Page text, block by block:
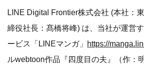
LINE Digital Frontier株式会社 (本社：
締役社長：髙橋将峰) は、当社が運営
ービス「LINEマンガ」
https://
ルwebtoon作品『四度目の夫』（作：